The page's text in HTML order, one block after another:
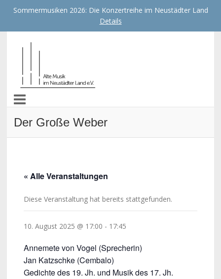
Sommermusiken 2026: Die Konzertreihe im Neustädter Land
Details
Alte Musik im Neustädter
Land e.V.
Der Große Weber
« Alle Veranstaltungen
Diese Veranstaltung hat bereits stattgefunden.
10. August 2025 @ 17:00 - 17:45
Annemete von Vogel (Sprecherin)
Jan Katzschke (Cembalo)
Gedichte des 19. Jh. und Musik des 17. Jh.